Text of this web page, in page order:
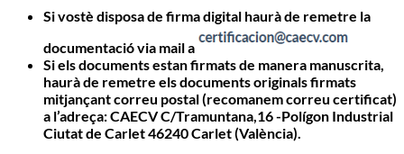
Si vostè disposa de firma digital haurà de remetre la
documentació via mail a
Si els documents estan firmats de manera manuscrita,
haurà de remetre els documents originals firmats
mitjançant correu postal (recomanem correu certificat)
a l’adreça: CAECV C/Tramuntana,16 -Polígon Industrial
Ciutat de Carlet 46240 Carlet (València).